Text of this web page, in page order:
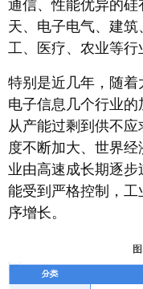
通信、性能优异的
天、电子电气、建
工、医疗、农业等行
特别是近几年，随着
电子信息几个行业
从产能过剩到供不
度不断加大、世界
业由高速成长期逐
能受到严格控制，
序增长。